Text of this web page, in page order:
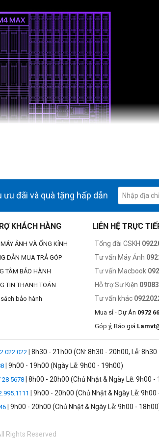
sống động và chân thực hơn bao giờ hết khi
ứng các game và ứng dụng chuyên nghiệp phức
ưu đãi và quà tặng hấp dẫn
KHÁCH HÀNG
ẢNH VÀ ỐNG KÍNH
DẪN MUA TRẢ GÓP
TÂM BẢO HÀNH
TIN THANH TOÁN
bảo hành
LIÊN HỆ TRỰC
Tổng đài CSKH
Tư vấn Máy Ảnh
Tư vấn Macbook
Hỗ trợ Sự Kiện
Tư vấn khác
Mua sỉ - Dự Án 0972
Góp ý, Báo giá
022 022 | 8h30 - 21h00 (CN: 8h30 - 20h00, Lễ:
| 9h00 - 19h00 (Ngày Lễ: 9h00 - 19h00)
28 5678 | 8h00 - 20h00 (Chủ Nhật & Ngày Lễ: 9h00 -
| 9h00 - 20h00 (Chủ Nhật & Ngày Lễ:
| 9h00 - 20h00 (Chủ Nhật & Ngày Lễ: 9h00 -
Rights Reserved